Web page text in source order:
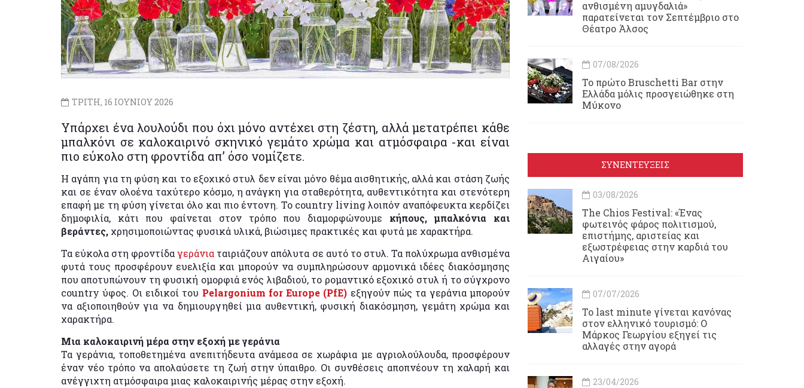
ΤΡΙΤΗ, 16 ΙΟΥΝΙΟΥ 2026
Υπάρχει ένα λουλούδι που όχι μόνο αντέχει στη ζέστη, αλλά μετατρέπει κάθε
μπαλκόνι σε καλοκαιρινό σκηνικό γεμάτο χρώμα και ατμόσφαιρα -και είναι
πιο εύκολο στη φροντίδα απ’ όσο νομίζετε.
Η αγάπη για τη φύση και το εξοχικό στυλ δεν είναι μόνο θέμα αισθητικής, αλλά και στάση ζωής
και σε έναν ολοένα ταχύτερο κόσμο, η ανάγκη για σταθερότητα, αυθεντικότητα και στενότερη
επαφή με τη φύση γίνεται όλο και πιο έντονη. Το country living λοιπόν αναπόφευκτα κερδίζει
δημοφιλία, κάτι που φαίνεται στον τρόπο που διαμορφώνουμε κήπους, μπαλκόνια και
βεράντες, χρησιμοποιώντας φυσικά υλικά, βιώσιμες πρακτικές και φυτά με χαρακτήρα.
Τα εύκολα στη φροντίδαγεράνια ταιριάζουν απόλυτα σε αυτό το στυλ. Τα πολύχρωμα ανθισμένα
φυτά τους προσφέρουν ευελιξία και μπορούν να συμπληρώσουν αρμονικά ιδέες διακόσμησης
που αποτυπώνουν τη φυσική ομορφιά ενός λιβαδιού, το ρομαντικό εξοχικό στυλ ή το σύγχρονο
country ύφος. Οι ειδικοί του Pelargonium for Europe (PfE) εξηγούν πώς τα γεράνια μπορούν
να αξιοποιηθούν για να δημιουργηθεί μια αυθεντική, φυσική διακόσμηση, γεμάτη χρώμα και
χαρακτήρα.
Μια καλοκαιρινή μέρα στην εξοχή με γεράνια
Τα γεράνια, τοποθετημένα ανεπιτήδευτα ανάμεσα σε χωράφια με αγριολούλουδα, προσφέρουν
έναν νέο τρόπο να απολαύσετε τη ζωή στην ύπαιθρο. Οι συνθέσεις αποπνέουν τη χαλαρή και
ανέγγιχτη ατμόσφαιρα μιας καλοκαιρινής μέρας στην εξοχή.
ανθισμένη αμυγδαλιά»
παρατείνεται τον Σεπτέμβριο στο
Θέατρο Άλσος
07/08/2026
Το πρώτο Bruschetti Bar στην
Ελλάδα μόλις προσγειώθηκε στη
Μύκονο
ΣΥΝΕΝΤΕΥΞΕΙΣ
03/08/2026
Τhe Chios Festival: «Ένας
φωτεινός φάρος πολιτισμού,
επιστήμης, αριστείας και
εξωστρέφειας στην καρδιά του
Αιγαίου»
07/07/2026
Το last minute γίνεται κανόνας
στον ελληνικό τουρισμό: Ο
Μάρκος Γεωργίου εξηγεί τις
αλλαγές στην αγορά
23/04/2026